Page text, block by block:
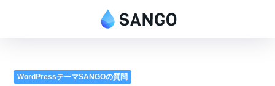
WordPressテーマSANGOの質問